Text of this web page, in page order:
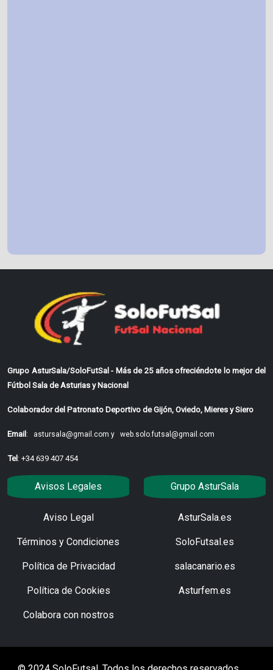
Grupo AsturSala/SoloFutSal - Más de 25 años ofreciéndote lo mejor del
Fútbol Sala de Asturias y Nacional
Colaborador del Patronato Deportivo de Gijón, Oviedo, Mieres y Siero
Email: astursala@gmail.com y web.solo.futsal@gmail.com
Tel: +34 639 407 454
Avisos Legales
Aviso Legal
Términos y Condiciones
Política de Privacidad
Política de Cookies
Colabora con nostros
Grupo AsturSala
AsturSala.es
SoloFutsal.es
salacanario.es
Asturfem.es